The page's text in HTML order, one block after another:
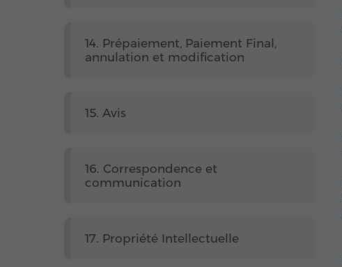
14. Prépaiement, Paiement Final,
annulation et modification
15. Avis
16. Correspondence et
communication
17. Propriété Intellectuelle